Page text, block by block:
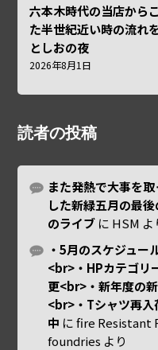
六本木時代の当店から
た半世紀近い時の流れ
としおの夜
2026年8月1日
読者の投稿
また発熱で大事を
した新緑五月の最
のライブ に HSM よ
・5月のスケジュー
<br>・HPカテゴリ
更<br>・新年度の
<br>・Tシャツ再入
中 にfire Resistant
foundries より